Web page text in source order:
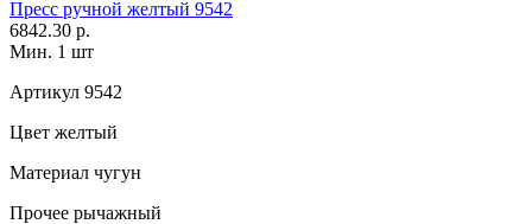
Пресс ручной желтый 9542
6842.30 р.
Мин. 1 шт
Артикул 9542
Цвет желтый
Материал чугун
Прочее рычажный